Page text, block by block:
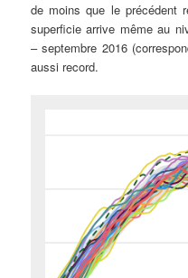
de moins que le précédent
superficie arrive même au
– septembre 2016
aussi record.